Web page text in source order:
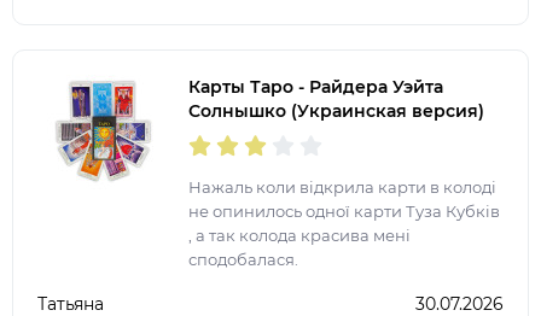
Карты Таро - Райдера Уэйта
Солнышко (Украинская версия)
Нажаль коли відкрила карти в колоді
не опинилось одної карти Туза Кубків
, а так колода красива мені
сподобалася.
Татьяна 30.07.2026